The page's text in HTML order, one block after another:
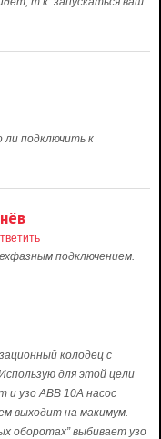
ли подключить к
подключением.
колодец с
для этой цели
и узо АВВ 10А насос
выходит на макимум.
оборотах” выбивает узо